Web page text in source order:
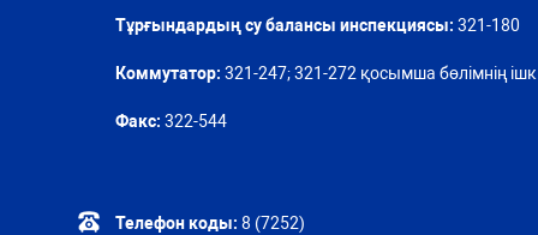
Тұрғындардың су балансы инспекциясы: 321-180
Коммутатор: 321-247; 321-272 қосымша бөлімнің ішкі
Факс: 322-544
Телефон коды: 8 (7252)